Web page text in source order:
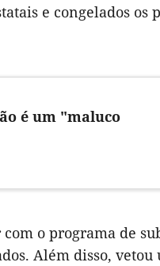
e congelados os
é um "maluco
o programa de
Além disso,